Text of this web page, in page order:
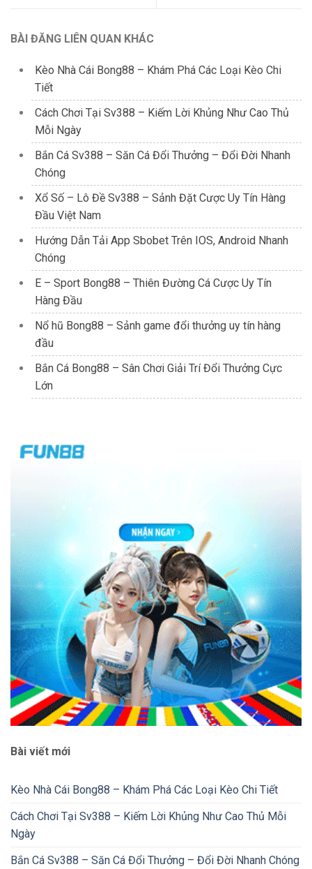
BÀI ĐĂNG LIÊN QUAN KHÁC
Kèo Nhà Cái Bong88 – Khám Phá Các Loại Kèo Chi
Tiết
Cách Chơi Tại Sv388 – Kiếm Lời Khủng Như Cao Thủ
Mỗi Ngày
Bắn Cá Sv388 – Săn Cá Đổi Thưởng – Đổi Đời Nhanh
Chóng
Xổ Số – Lô Đề Sv388 – Sảnh Đặt Cược Uy Tín Hàng
Đầu Việt Nam
Hướng Dẫn Tải App Sbobet Trên IOS, Android Nhanh
Chóng
E – Sport Bong88 – Thiên Đường Cá Cược Uy Tín
Hàng Đầu
Nổ hũ Bong88 – Sảnh game đổi thưởng uy tín hàng
đầu
Bắn Cá Bong88 – Sân Chơi Giải Trí Đổi Thưởng Cực
Lớn
Bài viết mới
Kèo Nhà Cái Bong88 – Khám Phá Các Loại Kèo Chi Tiết
Cách Chơi Tại Sv388 – Kiếm Lời Khủng Như Cao Thủ Mỗi
Ngày
Bắn Cá Sv388 – Săn Cá Đổi Thưởng – Đổi Đời Nhanh Chóng